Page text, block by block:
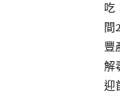
吃
間
豐
解
迎